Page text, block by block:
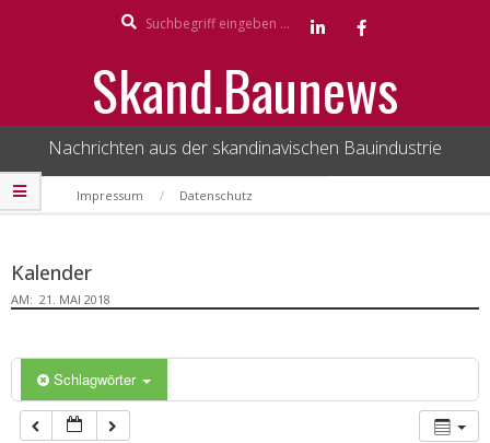
Skand.Baunews
Nachrichten aus der skandinavischen Bauindustrie
Secondary
Navigation
Impressum Datenschutz
Kalender
AM: 21. MAI 2018
Schlagwörter